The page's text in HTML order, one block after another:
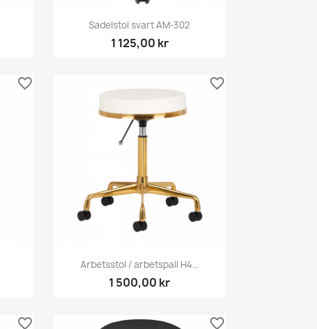
Snabbvy
Sadelstol svart AM-302
1 125,00 kr
favorite_border
Snabbvy
Arbetsstol / arbetspall H4...
1 500,00 kr
favorite_border
favorite_border favorite_border